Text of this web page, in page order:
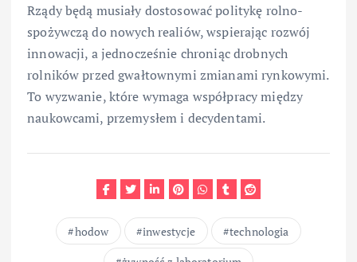
Rządy będą musiały dostosować politykę rolno-
spożywczą do nowych realiów, wspierając rozwój
innowacji, a jednocześnie chroniąc drobnych
rolników przed gwałtownymi zmianami rynkowymi.
To wyzwanie, które wymaga współpracy między
naukowcami, przemysłem i decydentami.
hodow inwestycje
technologia